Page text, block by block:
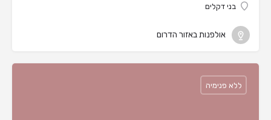
בני דקלים
אולפנות באזור הדרום
ללא פנימיה